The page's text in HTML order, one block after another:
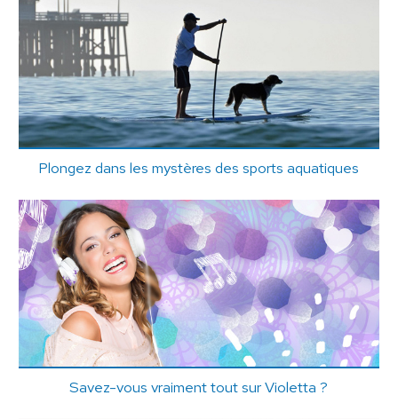
Plongez dans les mystères des sports aquatiques
Savez-vous vraiment tout sur Violetta ?